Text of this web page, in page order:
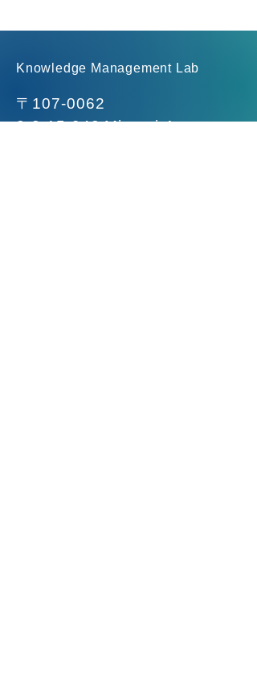
Knowledge Management Lab
〒107-0062
2-2-15-942Minami-Aoyama,